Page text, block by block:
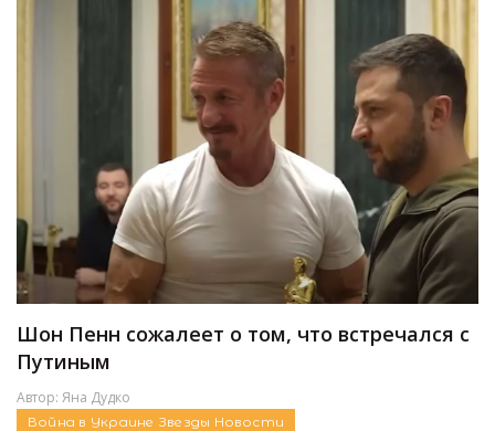
Шон Пенн сожалеет о том, что встречался с
Путиным
Автор: Яна Дудко
Война в Украине Звезды Новости